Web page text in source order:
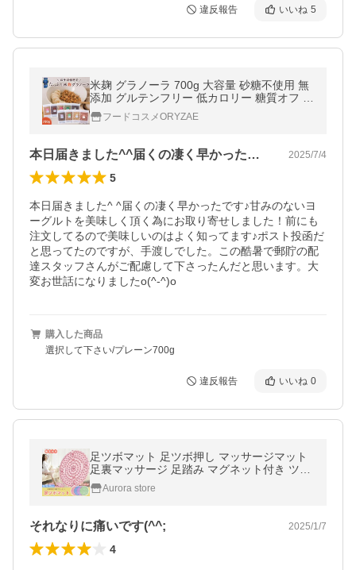
違反報告 いいね 5
米麹 グラノーラ 700g 大容量 砂糖不使用 無
添加 グルテンフリー 低カロリー 糖質オフ 置
き換え ダイエット 腸活 食物繊維 爆買
フードコスメORYZAE
本日届きました^^届くの凄く早かったで… 2025/7/4
5
本日届きました^ ^届くの凄く早かったです♪甘みのないヨ
ーグルトを美味しく頂く為にお取り寄せしました！前にも
注文してるので美味しいのはよく知ってます♪ポスト投函だ
と思ってたのですが、手渡しでした。この酷暑で郵貯の配
達スタッフさんがご配慮して下さったんだと思います。大
変お世話になりましたo(^-^)o
購入した商品
選択して下さい/プレーン700g
違反報告 いいね 0
足ツボマット 足ツボ押し マッサージマット
足裏マッサージ 足踏み マグネット付き ツボ
押しマット フットマッサージ 足マッサージ
パッド 指圧ボードマット
Aurora store
それなりに痛いです(^^; 2025/1/7
4